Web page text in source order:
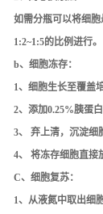
如需分瓶可以将细
1:2~1:5的比例进行。
b、 细胞冻存：
1、细胞生长至覆盖
2、添加0.25%胰蛋
3、 弃上清，沉淀细
4、 将冻存细胞直接
C、 细胞复苏：
1、从液氮中取出细